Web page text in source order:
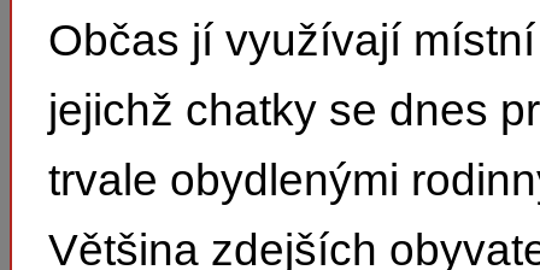
Občas jí využívají
jejichž chatky se dnes
trvale obydlenými
Většina zdejších